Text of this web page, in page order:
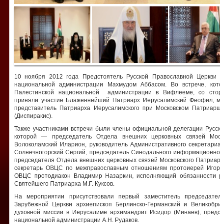
10 ноября 2012 года Предстоятель Русской Православной Церкви
национальной администрации Махмудом Аббасом. Во встрече,
Палестинской национальной администрации в Вифлееме, со
приняли участие Блаженнейший Патриарх Иерусалимский Феофил,
представитель Патриарха Иерусалимского при Московском
(Диспиракис).
Также участниками встречи были члены официальной делегации
которой — председатель Отдела внешних церковных связей
Волоколамский Иларион, руководитель Административного
Солнечногорский Сергий, председатель Синодального
председателя Отдела внешних церковных связей Московского
секретарь ОВЦС по межправославным отношениям протоиерей
ОВЦС протодиакон Владимир Назаркин, исполняющий обязанности
Святейшего Патриарха М.Г. Куксов.
На мероприятии присутствовали первый заместитель
Зарубежной Церкви архиепископ Берлинско-Германский и
духовной миссии в Иерусалиме архимандрит Исидор (Минаев),
национальной администрации А.Н. Рудаков.